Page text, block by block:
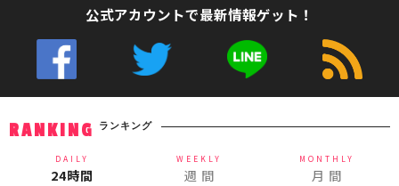
公式アカウントで最新情報ゲット！
RANKING ランキング
DAILY
24時間
WEEKLY
週 間
MONTHLY
月 間